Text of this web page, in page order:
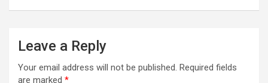
Leave a Reply
Your email address will not be published. Required fields
are marked *